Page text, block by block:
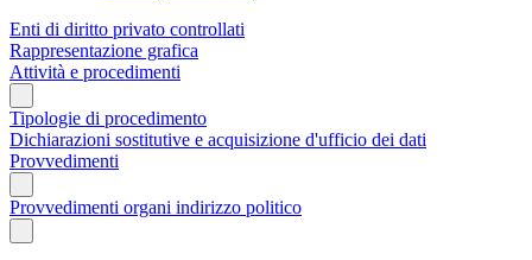
Enti di diritto privato controllati
Rappresentazione grafica
Attività e procedimenti
Tipologie di procedimento
Dichiarazioni sostitutive e acquisizione d'ufficio dei dati
Provvedimenti
Provvedimenti organi indirizzo politico